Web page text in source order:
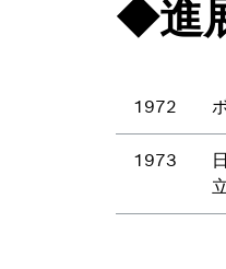
◆進
1972
1973